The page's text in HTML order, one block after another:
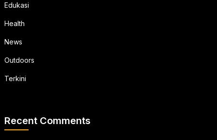
Edukasi
Health
News
Outdoors
Terkini
Recent Comments